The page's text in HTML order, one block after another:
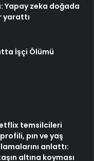
Yapay zeka doğada
yarattı
İşçi Ölümü
temsilcileri
pın ve yaş
anlattı:
altına koyması